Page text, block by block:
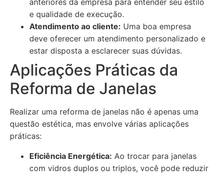
anteriores da empresa para entender seu estilo
e qualidade de execução.
Atendimento ao cliente: Uma boa empresa
deve oferecer um atendimento personalizado e
estar disposta a esclarecer suas dúvidas.
Aplicações Práticas da
Reforma de Janelas
Realizar uma reforma de janelas não é apenas uma
questão estética, mas envolve várias aplicações
práticas:
Eficiência Energética: Ao trocar para janelas
com vidros duplos ou triplos, você pode reduzir